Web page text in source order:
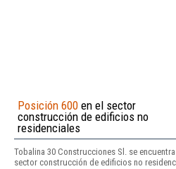
Posición 600 en el sector
construcción de edificios no
residenciales
Tobalina 30 Construcciones Sl. se
sector construcción de edificios no